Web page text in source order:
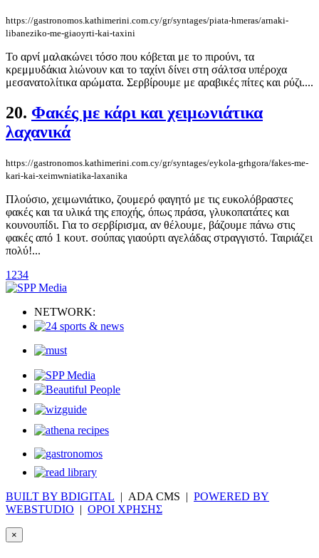
https://gastronomos.kathimerini.com.cy/gr/syntages/piata-hmeras/arnaki-
libaneziko-me-giaoyrti-kai-taxini
Το αρνί μαλακώνει τόσο που κόβεται με το πιρούνι, τα
κρεμμυδάκια λιώνουν και το ταχίνι δίνει στη σάλτσα υπέροχα
μεσανατολίτικα αρώματα. Σερβίρουμε με αραβικές πίτες και ρύζι....
20. Φακές με κάρι και χειμωνιάτικα
λαχανικά
https://gastronomos.kathimerini.com.cy/gr/syntages/eykola-grhgora/fakes-me-
kari-kai-xeimwniatika-laxanika
Πλούσιο, χειμωνιάτικο, ζουμερό φαγητό με τις ευκολόβραστες
φακές και τα υλικά της εποχής, όπως πράσα, γλυκοπατάτες και
κουνουπίδι. Για το σερβίρισμα, αν θέλουμε, βάζουμε πάνω στις
φακές από 1 κουτ. σούπας γιαούρτι αγελάδας στραγγιστό. Ταιριάζει
πολύ!...
1 234
NETWORK:
BUILT BY BDIGITAL | ADA CMS | POWERED BY
WEBSTUDIO | ΟΡΟΙ ΧΡΗΣΗΣ
×